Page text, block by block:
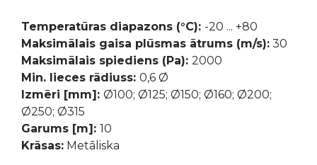
Temperatūras diapazons (°C): -20 ... +80
Maksimālais gaisa plūsmas ātrums (m/s): 30
Maksimālais spiediens (Pa): 2000
Min. lieces rādiuss: 0,6 Ø
Izmēri [mm]: Ø100; Ø125; Ø150; Ø160; Ø200;
Ø250; Ø315
Garums [m]: 10
Krāsas: Metāliska